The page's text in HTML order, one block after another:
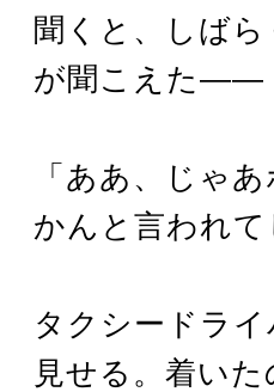
聞くと、しば
が聞こえた――
「ああ、じゃ
かんと言われて
タクシードラ
見せる。着い